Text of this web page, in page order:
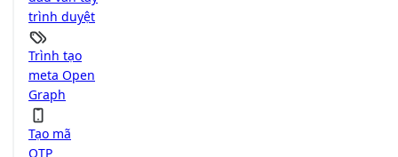
trình duyệt
Trình tạo
meta Open
Graph
Tạo mã
OTP